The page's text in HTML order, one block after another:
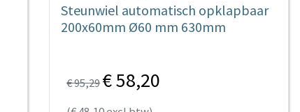
Steunwiel automatisch opklapbaar
200x60mm Ø60 mm 630mm
€ 95,29€ 58,20